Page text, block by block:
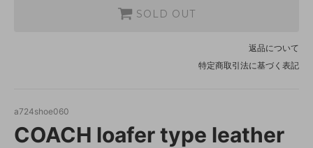
SOLD OUT
返品について
特定商取引法に基づく表記
a724shoe060
COACH loafer type leather